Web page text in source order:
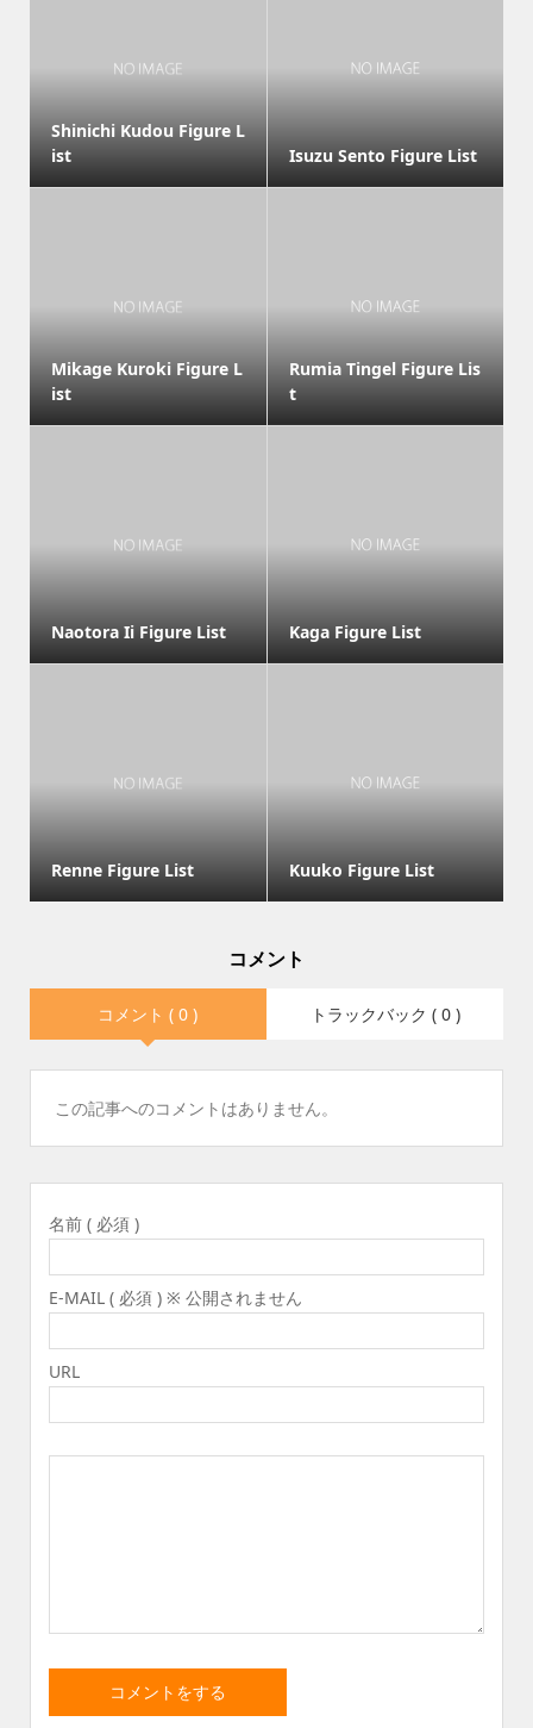
Shinichi Kudou Figure L
ist
Isuzu Sento Figure List
Mikage Kuroki Figure L
ist
Rumia Tingel Figure Lis
t
Naotora Ii Figure List Kaga Figure List
Renne Figure List Kuuko Figure List
コメント
コメント ( 0 ) トラックバック ( 0 )
この記事へのコメントはありません。
名前 ( 必須 )
E-MAIL ( 必須 ) ※ 公開されません
URL